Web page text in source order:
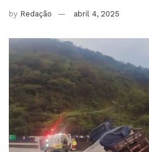
by Redação abril 4, 2025